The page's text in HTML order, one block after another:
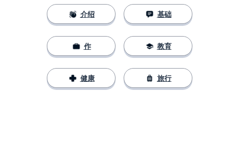
介绍
作
健康
基础
教育
旅行